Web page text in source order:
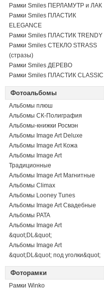
Рамки Smiles ПЕРЛАМУТР и ЛАК
Рамки Smiles ПЛАСТИК
ELEGANCE
Рамки Smiles ПЛАСТИК TRENDY
Рамки Smiles СТЕКЛО STRASS
(стразы)
Рамки Smiles ДЕРЕВО
Рамки Smiles ПЛАСТИК CLASSIC
Фотоальбомы
Альбомы плюш
Альбомы СК-Полиграфия
Альбомы-книжки Росмэн
Альбомы Image Art Deluxe
Альбомы Image Art Кожа
Альбомы Image Art
Традиционные
Альбомы Image Art Магнитные
Альбомы Climax
Альбомы Looney Tunes
Альбомы Image Art Свадебные
Альбомы PATA
Альбомы Image Art
&quot;DL&quot;
Альбомы Image Art
&quot;DL&quot; под уголки&quot;
Фоторамки
Рамки Winko